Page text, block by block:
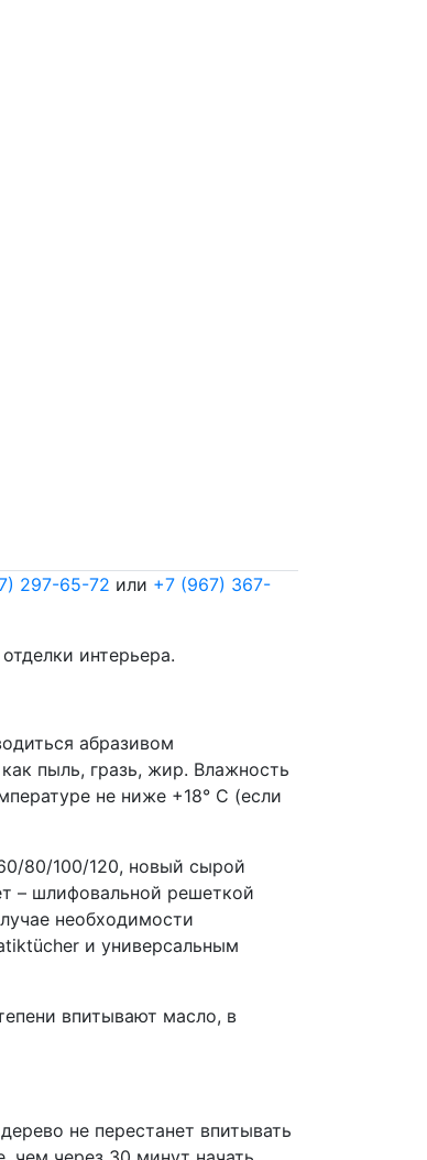
297-65-72 или +7 (967) 367-
интерьера.
абразивом
пыль, гразь, жир. Влажность
не ниже +18° C (если
80/100/120, новый сырой
– шлифовальной решеткой
необходимости
и универсальным
впитывают масло, в
не перестанет впитывать